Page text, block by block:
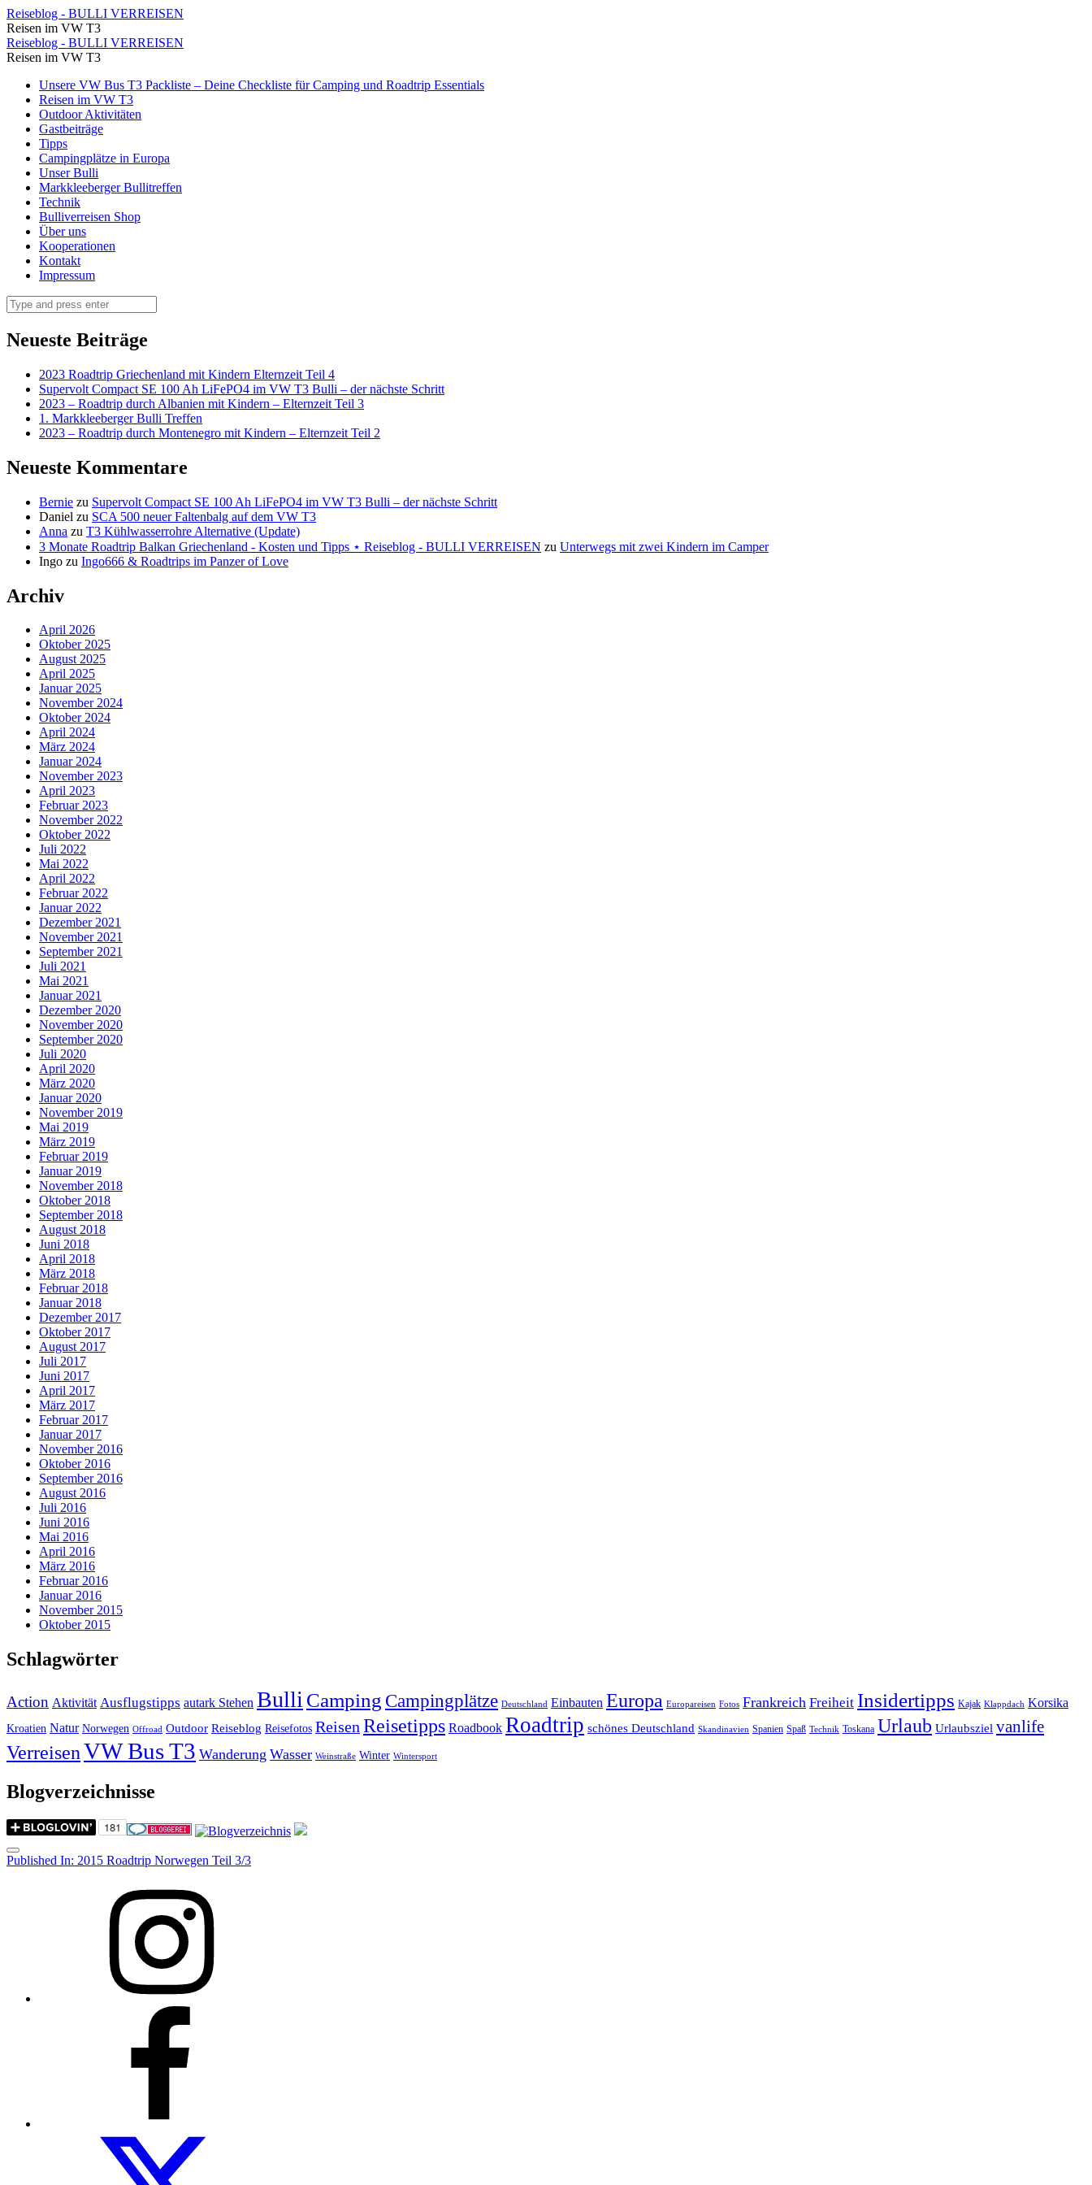
Wanderkarte
Besseggen
⋆
Reiseblog
BULLI
VERREISEN
Reiseblog - BULLI VERREISEN
Reisen im VW T3
Wanderkarte
Besseggen
Reiseblog
BULLI
VERREISEN
Reiseblog - BULLI VERREISEN
Reisen im VW T3
Skip
content
Unsere VW Bus T3 Packliste – Deine Checkliste für Camping und Roadtrip Essentials
Reisen im VW T3
Outdoor Aktivitäten
Gastbeiträge
Tipps
Campingplätze in Europa
Unser Bulli
Markkleeberger Bullitreffen
Technik
Bulliverreisen Shop
Über uns
Kooperationen
Kontakt
Impressum
Search
Neueste Beiträge
2023 Roadtrip Griechenland mit Kindern Elternzeit Teil 4
Supervolt Compact SE 100 Ah LiFePO4 im VW T3 Bulli – der nächste Schritt
2023 – Roadtrip durch Albanien mit Kindern – Elternzeit Teil 3
1. Markkleeberger Bulli Treffen
2023 – Roadtrip durch Montenegro mit Kindern – Elternzeit Teil 2
Neueste Kommentare
Bernie zu Supervolt Compact SE 100 Ah LiFePO4 im VW T3 Bulli – der nächste Schritt
Daniel zu SCA 500 neuer Faltenbalg auf dem VW T3
Anna zu T3 Kühlwasserrohre Alternative (Update)
3 Monate Roadtrip Balkan Griechenland - Kosten und Tipps ⋆ Reiseblog - BULLI VERREISEN zu Unterwegs mit zwei Kindern im Camper
Ingo zu Ingo666 & Roadtrips im Panzer of Love
Archiv
April 2026
Oktober 2025
August 2025
April 2025
Januar 2025
November 2024
Oktober 2024
April 2024
März 2024
Januar 2024
November 2023
April 2023
Februar 2023
November 2022
Oktober 2022
Juli 2022
Mai 2022
April 2022
Februar 2022
Januar 2022
Dezember 2021
November 2021
September 2021
Juli 2021
Mai 2021
Januar 2021
Dezember 2020
November 2020
September 2020
Juli 2020
April 2020
März 2020
Januar 2020
November 2019
Mai 2019
März 2019
Februar 2019
Januar 2019
November 2018
Oktober 2018
September 2018
August 2018
Juni 2018
April 2018
März 2018
Februar 2018
Januar 2018
Dezember 2017
Oktober 2017
August 2017
Juli 2017
Juni 2017
April 2017
März 2017
Februar 2017
Januar 2017
November 2016
Oktober 2016
September 2016
August 2016
Juli 2016
Juni 2016
Mai 2016
April 2016
März 2016
Februar 2016
Januar 2016
November 2015
Oktober 2015
Schlagwörter
Action Aktivität Ausflugstipps autark Stehen BulliCamping Campingplätze Deutschland Einbauten Europa Europareisen Fotos Frankreich Freiheit Insidertipps Kajak Klappdach Korsika
Kroatien Natur Norwegen Offroad Outdoor Reiseblog Reisefotos ReisenReisetipps Roadbook Roadtrip schönes Deutschland Skandinavien Spanien Spaß Technik Toskana Urlaub Urlaubsziel vanlife
VerreisenVW Bus T3 Wanderung Wasser Weinstraße Winter Wintersport
Blogverzeichnisse
Menu
Post
Published In: 2015 Roadtrip Norwegen Teil 3/3